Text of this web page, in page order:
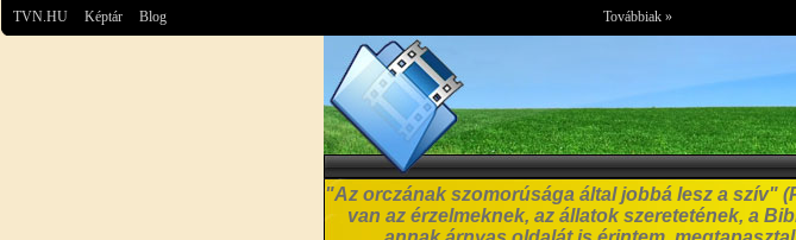
TVN.HU Képtár Blog Továbbiak »
"Az orczának szomorúsága által jobbá lesz a szív"
van az érzelmeknek, az állatok szeretetének, a